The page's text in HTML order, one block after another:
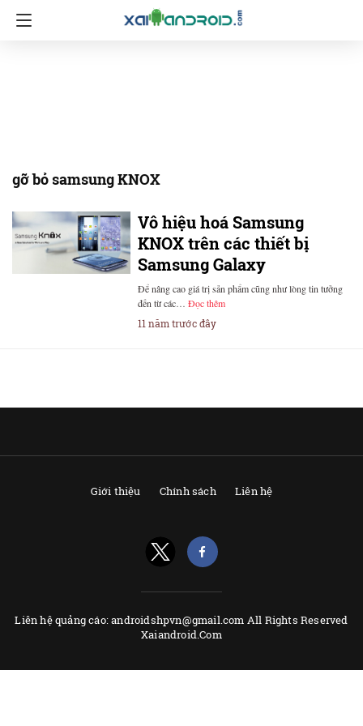
gỡ bỏ samsung KNOX
Vô hiệu hoá Samsung
KNOX trên các thiết bị
Samsung Galaxy
Để nâng cao giá trị sản phẩm cũng như lòng tin tưởng
đến từ các… Đọc thêm
11 năm trước đây
Giới thiệu Chính sách Liên hệ
Liên hệ quảng cáo: androidshpvn@gmail.com All Rights Reserved
Xaiandroid.Com